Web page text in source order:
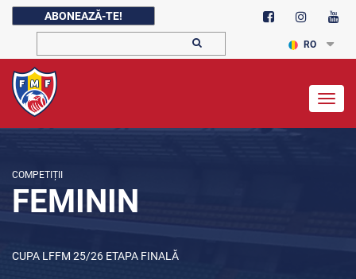
ABONEAZĂ-TE!
RO
COMPETIȚII
FEMININ
CUPA LFFM 25/26 ETAPA FINALĂ